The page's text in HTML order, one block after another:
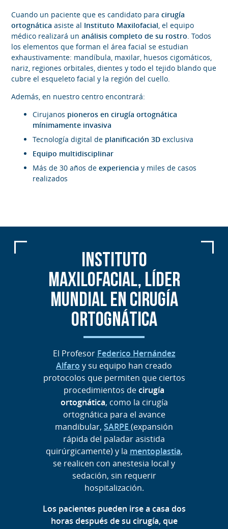
Cuando un paciente que es candidato paracirugía
ortognática asiste al Instituto Maxilofacial, el equipo
médico realizará unanálisis completo de su rostro. Todos
los elementos que forman el área facial se estudian
exhaustivamente: mandíbula, maxilar, huesos cigomáticos,
nariz, regiones orbitales, dientes y todo el tejido blando que
cubre el esqueleto facial y la región del cuello.
Además, en nuestro centro encontrará:
Cirujanos pioneros en cirugía ortognática
mínimamente invasiva
Tecnología digital de planificación 3D exclusiva
Equipo multidisciplinar
Más de 30 años deexperiencia y miles de casos
realizados
INSTITUTO
MAXILOFACIAL, LÍDER
MUNDIAL EN CIRUGÍA
ORTOGNÁTICA
El Profesor Federico Hernández
Alfaro y su equipo han creado
protocolos que permiten que ciertos
procedimientos decirugía
ortognática, como la cirugía
ortognática para el avance
mandibular, SARPE (expansión
rápida del paladar asistida
quirúrgicamente) y la mentoplastia,
se realicen con anestesia local y
sedación, sin requerir
hospitalización.
Los pacientes pueden irse a casa dos
horas después de su cirugía, que